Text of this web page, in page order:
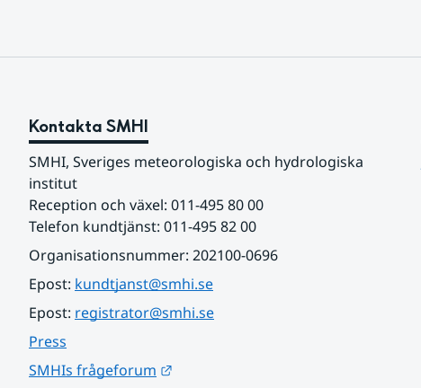
Kontakta SMHI
SMHI, Sveriges meteorologiska och hydrologiska
institut
Reception och växel: 011-495 80 00
Telefon kundtjänst: 011-495 82 00
Organisationsnummer: 202100-0696
Epost: kundtjanst@smhi.se
Epost: registrator@smhi.se
Press
SMHIs frågeforum